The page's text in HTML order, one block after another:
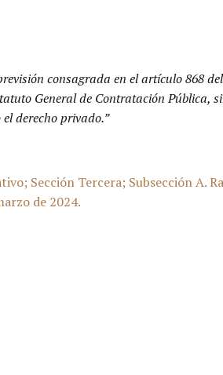
consagrada en el artículo 868
General de Contratación Pública,
derecho privado.”
Sección Tercera; Subsección A.
de 2024.